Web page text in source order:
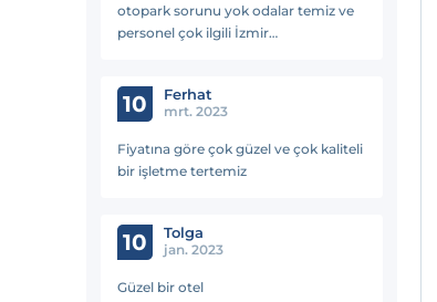
otopark sorunu yok odalar temiz ve
personel çok ilgili İzmir
10 Ferhat
mrt. 2023
Fiyatına göre çok güzel ve çok kaliteli
bir işletme tertemiz
10 Tolga
jan. 2023
Güzel bir otel